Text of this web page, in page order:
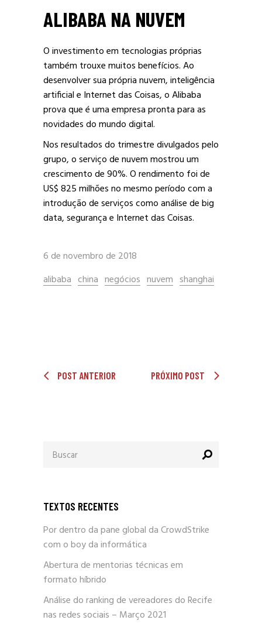
ALIBABA NA NUVEM
O investimento em tecnologias próprias
também trouxe muitos benefícios. Ao
desenvolver sua própria nuvem, inteligência
artificial e Internet das Coisas, o Alibaba
prova que é uma empresa pronta para as
novidades do mundo digital.
Nos resultados do trimestre divulgados pelo
grupo, o serviço de nuvem mostrou um
crescimento de 90%. O rendimento foi de
US$ 825 milhões no mesmo período com a
introdução de serviços como análise de big
data, segurança e Internet das Coisas.
6 de novembro de 2018
alibaba china negócios nuvem shanghai
POST ANTERIOR PRÓXIMO POST
por:
TEXTOS RECENTES
Por dentro da pane global da CrowdStrike
com o boy da informática
Abertura de mentorias técnicas em
formato híbrido
Análise do ranking de vereadores do Recife
nas redes sociais – Março 2021